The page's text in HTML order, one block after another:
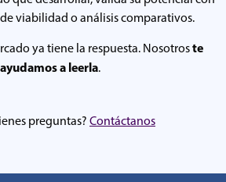
viabilidad o análisis comparativos.
ya tiene la respuesta. Nosotroste
ayudamos a leerla.
preguntas? Contáctanos